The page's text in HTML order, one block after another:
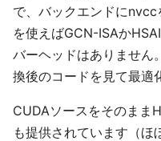
で、バックエンドに
を使えばGCN-ISAか
バーヘッドはありません
換後のコードを見て最適
CUDAソースをそのまま
も提供されています（ほ